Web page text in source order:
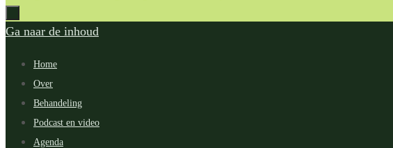
Ga naar de inhoud
Home
Over
Behandeling
Podcast en video
Agenda